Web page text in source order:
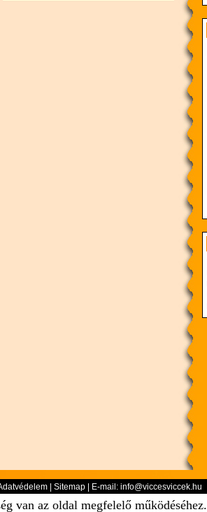
Sitemap | E-mail: info@viccesviccek.hu
van az oldal megfelelő működéséhez.